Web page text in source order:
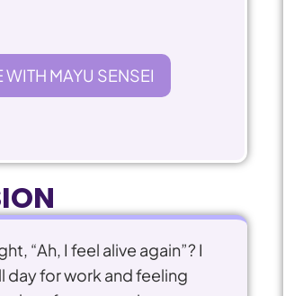
WITH MAYU SENSEI
“Ah, I feel alive again”? I
day for work and feeling